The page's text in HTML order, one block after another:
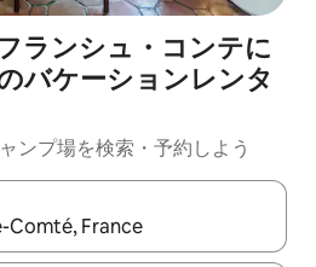
ランシュ・コンテに
バケーションレンタ
ンプ場を検索・予約しよう
、上下の矢印キーを使って移動するか